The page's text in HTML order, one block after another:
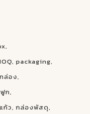
packaging
กล่อง
ก
ก้ว กล่องพัสดุ